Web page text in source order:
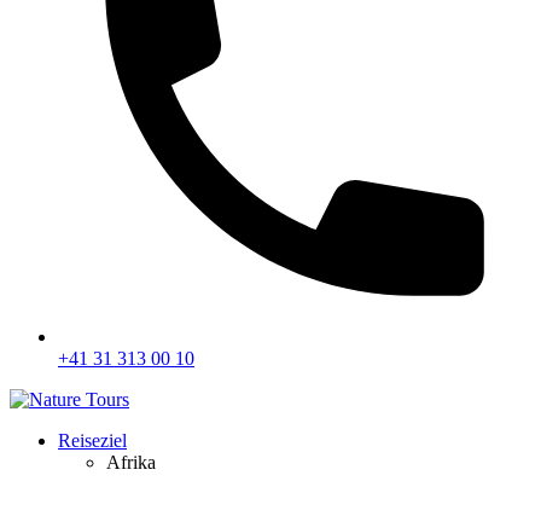
+41 31 313 00 10
Reiseziel
Afrika